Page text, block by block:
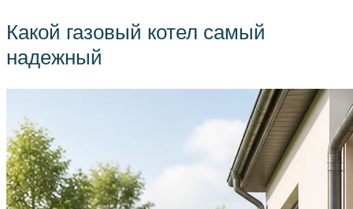
Какой газовый котел самый
надежный